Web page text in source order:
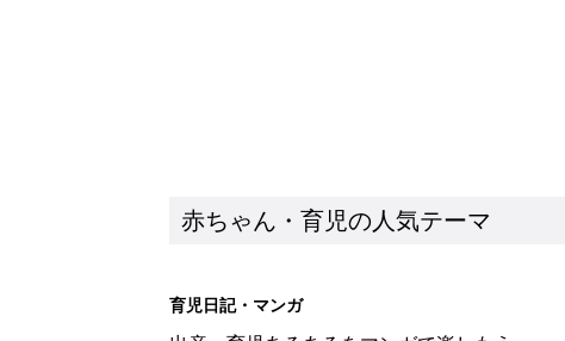
赤ちゃん・育児の人気テーマ
育児日記・マンガ